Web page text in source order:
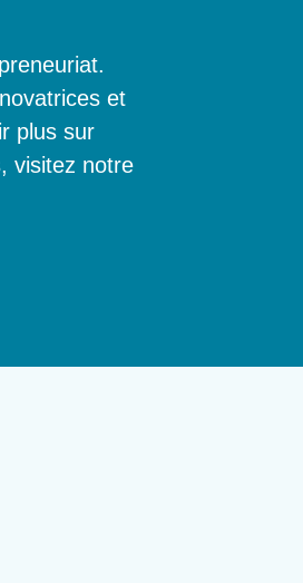
et
plus sur
visitez notre